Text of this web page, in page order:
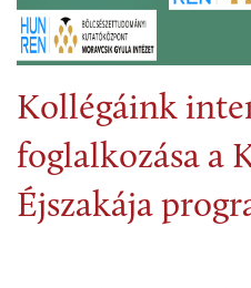
Kollégáink
foglalkozása a
Éjszakája